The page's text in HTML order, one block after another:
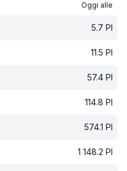
Oggi alle
5.7 PI
11.5 PI
57.4 PI
114.8 PI
574.1 PI
1 148.2 PI